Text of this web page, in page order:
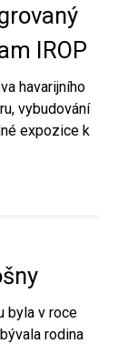
IROP
havarijního
vybudování
expozice k
byla v roce
rodina